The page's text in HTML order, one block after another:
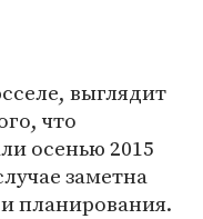
выглядит
что
осенью 2015
заметна
планирования.